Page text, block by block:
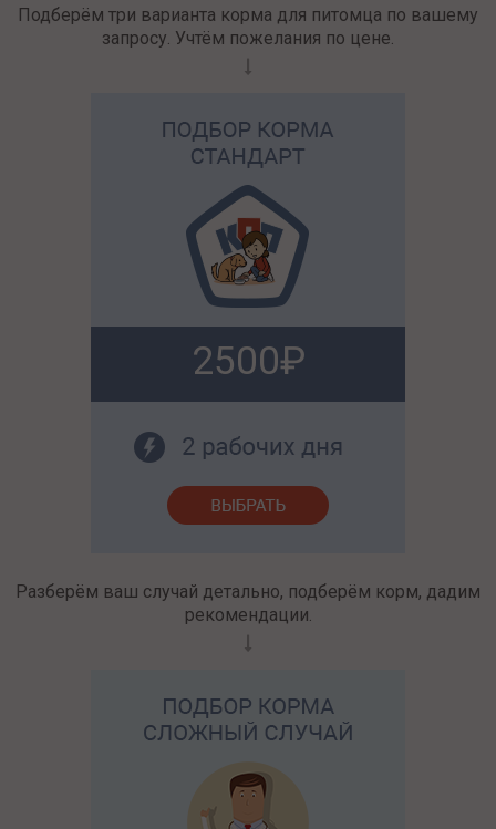
Подберём три варианта корма для питомца по вашему
запросу. Учтём пожелания по цене.
2500
Разберём ваш случай детально, подберём корм, дадим
рекомендации.